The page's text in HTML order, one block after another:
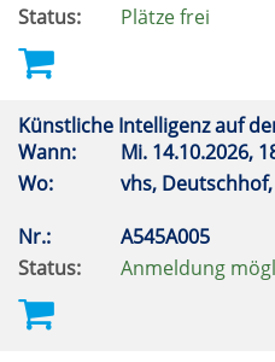
Status:
Plätze frei
Künstliche Intelligenz auf
Wann:
Mi. 14.10.2026,
Wo:
vhs,
Nr.:
A545A005
Status:
Anmeldung